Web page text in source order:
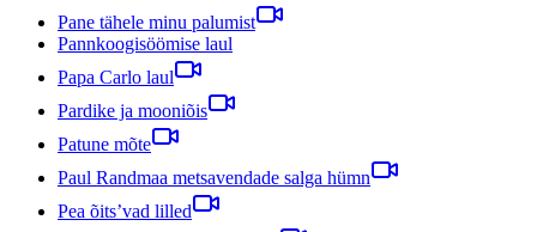
Pane tähele minu palumist
Pannkoogisöömise laul
Papa Carlo laul
Pardike ja mooniõis
Patune mõte
Paul Randmaa metsavendade salga hümn
Pea õits’vad lilled